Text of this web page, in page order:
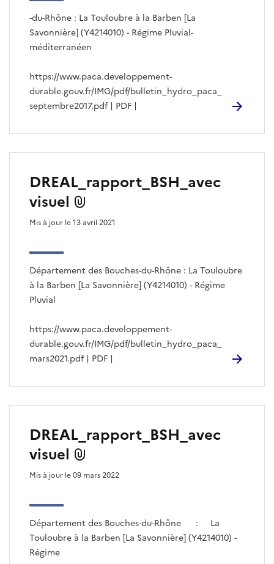
-du-Rhône : La Touloubre à la Barben [La
Savonnière] (Y4214010) - Régime Pluvial-
méditerranéen
https://www.paca.developpement-
durable.gouv.fr/IMG/pdf/bulletin_hydro_paca_
septembre2017.pdf | PDF |
DREAL_rapport_BSH_avec
visuel
Département des Bouches-du-Rhône : La Touloubre
à la Barben [La Savonnière] (Y4214010) - Régime
Pluvial
Mis à jour le 13 avril 2021
https://www.paca.developpement-
durable.gouv.fr/IMG/pdf/bulletin_hydro_paca_
mars2021.pdf | PDF |
DREAL_rapport_BSH_avec
visuel
Département des Bouches-du-Rhône : La
Touloubre à la Barben [La Savonnière] (Y4214010) -
Régime
Mis à jour le 09 mars 2022